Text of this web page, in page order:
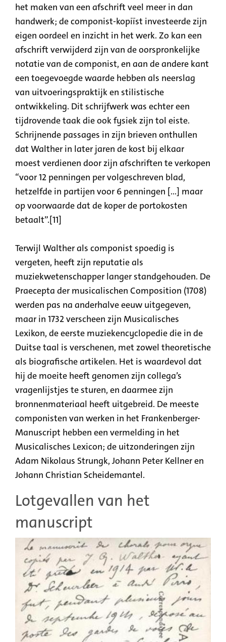
het maken van een afschrift veel meer in dan
handwerk; de componist-kopiïst investeerde zijn
eigen oordeel en inzicht in het werk. Zo kan een
afschrift verwijderd zijn van de oorspronkelijke
notatie van de componist, en aan de andere kant
een toegevoegde waarde hebben als neerslag
van uitvoeringspraktijk en stilistische
ontwikkeling. Dit schrijfwerk was echter een
tijdrovende taak die ook fysiek zijn tol eiste.
Schrijnende passages in zijn brieven onthullen
dat Walther in later jaren de kost bij elkaar
moest verdienen door zijn afschriften te verkopen
“voor 12 penningen per volgeschreven blad,
hetzelfde in partijen voor 6 penningen [...] maar
op voorwaarde dat de koper de portokosten
betaalt”.[11]
Terwijl Walther als componist spoedig is
vergeten, heeft zijn reputatie als
muziekwetenschapper langer standgehouden. De
Praecepta der musicalischen Composition (1708)
werden pas na anderhalve eeuw uitgegeven,
maar in 1732 verscheen zijn Musicalisches
Lexikon, de eerste muziekencyclopedie die in de
Duitse taal is verschenen, met zowel theoretische
als biografische artikelen. Het is waardevol dat
hij de moeite heeft genomen zijn collega’s
vragenlijstjes te sturen, en daarmee zijn
bronnenmateriaal heeft uitgebreid. De meeste
componisten van werken in het Frankenberger-
Manuscript hebben een vermelding in het
Musicalisches Lexicon; de uitzonderingen zijn
Adam Nikolaus Strungk, Johann Peter Kellner en
Johann Christian Scheidemantel.
Lotgevallen van het
manuscript